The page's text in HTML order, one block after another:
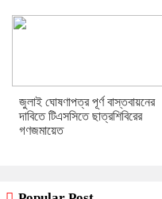
জুলাই ঘোষণাপত্র পূর্ণ বাস্তবায়নের
দাবিতে টিএসসিতে ছাত্রশিবিরের
গণজমায়েত